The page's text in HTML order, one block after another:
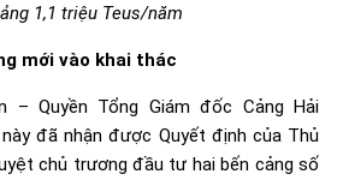
1,1 triệu Teus/năm
mới vào khai thác
– Quyền Tổng Giám đốc Cảng Hải
đã nhận được Quyết định của Thủ
chủ trương đầu tư hai bến cảng số